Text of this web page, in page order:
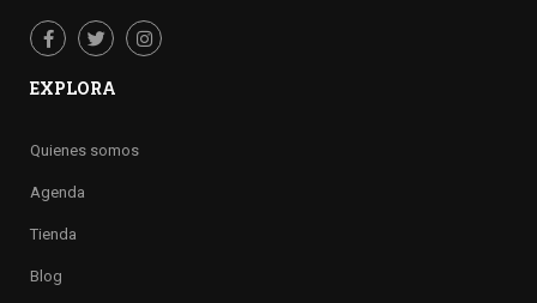
EXPLORA
Quienes somos
Agenda
Tienda
Blog